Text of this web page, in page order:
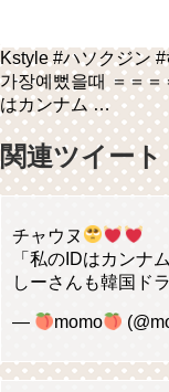
Kstyle #ハソクジン
가장예뻤을때 ＝＝
はカンナム …
関連ツイート
チャウヌ
「私のIDはカンナ
しーさんも韓国ド
— momo